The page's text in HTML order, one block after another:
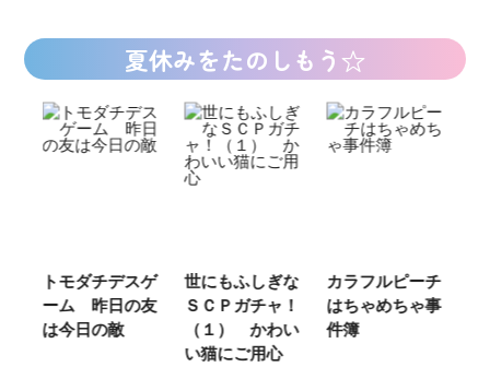
夏休みをたのしもう☆
トモダチデスゲ
ーム 昨日の友
は今日の敵
世にもふしぎな
ＳＣＰガチャ！
（１） かわい
い猫にご用心
カラフルピーチ
はちゃめちゃ事
件簿